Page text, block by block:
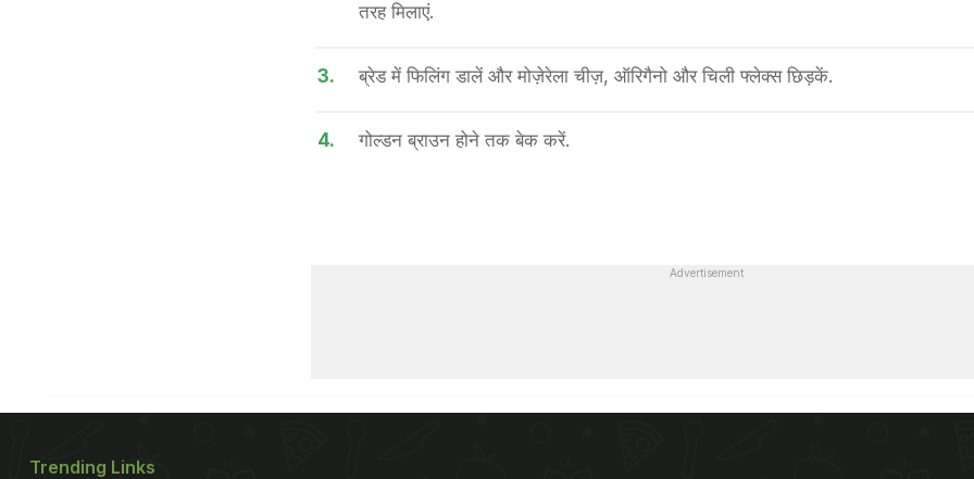
तरह मिलाएं.
3. ब्रेड में फिलिंग डालें और मोज़ेरेला चीज़, ऑरिगैनो और चिली फ्लेक्स छिड़कें.
4. गोल्डन ब्राउन होने तक बेक करें.
Advertisement
Trending Links